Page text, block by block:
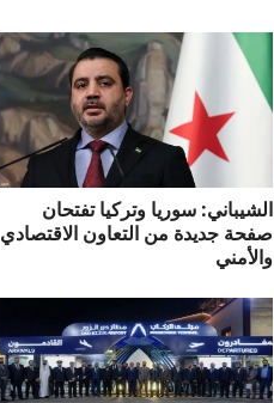
الشيباني: سوريا وتركيا تفتحان
صفحة جديدة من التعاون الاقتصادي
والأمني